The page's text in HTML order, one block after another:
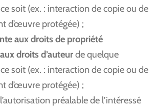
soit (ex. : interaction de copie ou de
d’œuvre protégée) ;
aux droits de propriété
droits d’auteurde quelque
soit (ex. : interaction de copie ou de
d’œuvre protégée) ;
préalable de l’intéressé